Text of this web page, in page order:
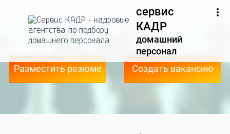
сервис
КАДР
домашний
персонал
Разместить резюме
Создать вакансию